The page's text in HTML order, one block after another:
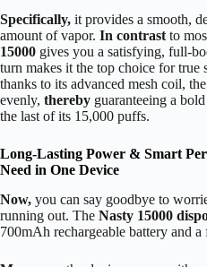
Specifically, it provides a smooth,
amount of vapor. In contrast to
15000 gives you a satisfying, full-
turn makes it the top choice for true
thanks to its advanced mesh coil,
evenly, thereby guaranteeing a
the last of its 15,000 puffs.
Long-Lasting Power & Smart
Need in One Device
Now, you can say goodbye to
running out. The Nasty 15000
700mAh rechargeable battery and